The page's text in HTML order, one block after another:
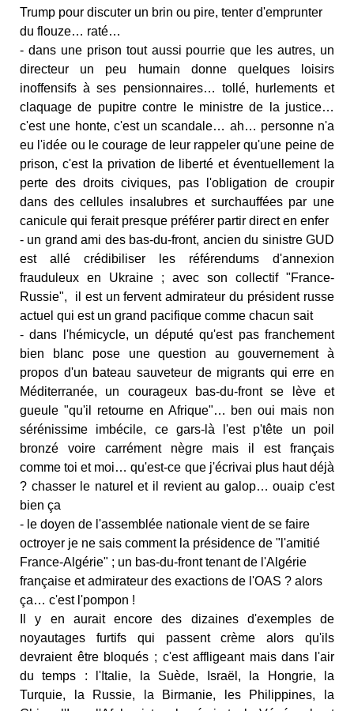
Trump pour discuter un brin ou pire, tenter d'emprunter
du flouze… raté…
- dans une prison tout aussi pourrie que les autres, un
directeur un peu humain donne quelques loisirs
inoffensifs à ses pensionnaires… tollé, hurlements et
claquage de pupitre contre le ministre de la justice…
c'est une honte, c'est un scandale… ah… personne n'a
eu l'idée ou le courage de leur rappeler qu'une peine de
prison, c'est la privation de liberté et éventuellement la
perte des droits civiques, pas l'obligation de croupir
dans des cellules insalubres et surchauffées par une
canicule qui ferait presque préférer partir direct en enfer
- un grand ami des bas-du-front, ancien du sinistre GUD
est allé crédibiliser les référendums d'annexion
frauduleux en Ukraine ; avec son collectif "France-
Russie", il est un fervent admirateur du président russe
actuel qui est un grand pacifique comme chacun sait
- dans l'hémicycle, un député qu'est pas franchement
bien blanc pose une question au gouvernement à
propos d'un bateau sauveteur de migrants qui erre en
Méditerranée, un courageux bas-du-front se lève et
gueule "qu'il retourne en Afrique"… ben oui mais non
sérénissime imbécile, ce gars-là l'est p'tête un poil
bronzé voire carrément nègre mais il est français
comme toi et moi… qu'est-ce que j'écrivai plus haut déjà
? chasser le naturel et il revient au galop… ouaip c'est
bien ça
- le doyen de l'assemblée nationale vient de se faire
octroyer je ne sais comment la présidence de "l'amitié
France-Algérie" ; un bas-du-front tenant de l'Algérie
française et admirateur des exactions de l'OAS ? alors
ça… c'est l'pompon !
Il y en aurait encore des dizaines d'exemples de
noyautages furtifs qui passent crème alors qu'ils
devraient être bloqués ; c'est affligeant mais dans l'air
du temps : l'Italie, la Suède, Israël, la Hongrie, la
Turquie, la Russie, la Birmanie, les Philippines, la